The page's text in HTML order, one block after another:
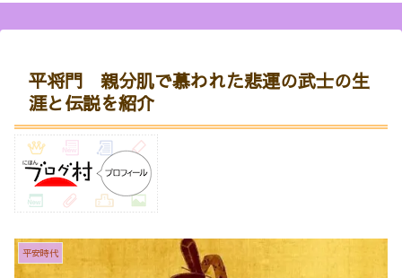
平将門 親分肌で慕われた悲運の武士の生
涯と伝説を紹介
平安時代